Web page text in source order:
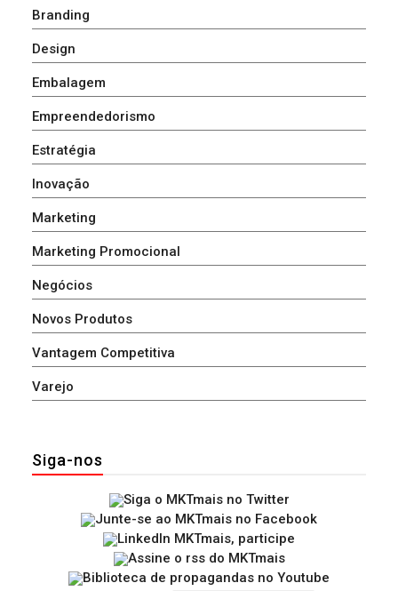
Branding
Design
Embalagem
Empreendedorismo
Estratégia
Inovação
Marketing
Marketing Promocional
Negócios
Novos Produtos
Vantagem Competitiva
Varejo
Siga-nos